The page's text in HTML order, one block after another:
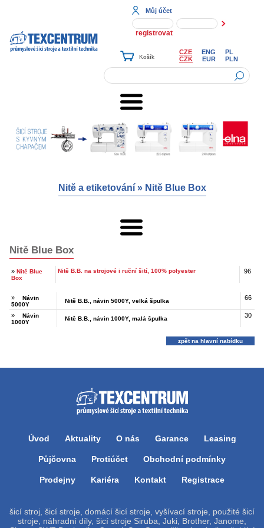
Můj účet
registrovat
CZE ENG
PL
CZK
EUR PLN
Nitě a etiketování» Nitě Blue Box
Nitě Blue Box
» Nitě Blue
Box
Nitě B.B. na strojové i ruční šití, 100% polyester 96
»
Návin
5000Y
Nitě B.B., návin 5000Y, velká špulka 66
»
Návin
1000Y
Nitě B.B., návin 1000Y, malá špulka 30
zpět na hlavní nabídku
Úvod Aktuality O nás Garance Leasing
Půjčovna Protiúčet Obchodní podmínky
Prodejny Kariéra Kontakt Registrace
šicí stroj, šicí stroje, domácí šicí stroje, vyšívací stroje, použité šicí
stroje, náhradní díly, šicí stroje Siruba, Juki, Brother, Janome,